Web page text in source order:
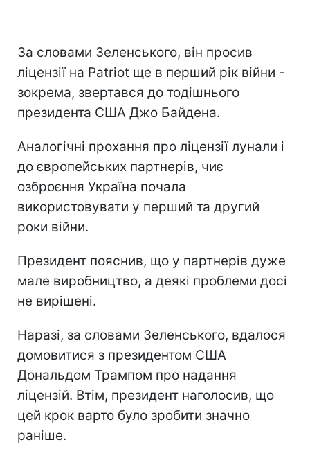
За словами Зеленського, він просив
ліцензії на Patriot ще в перший рік війни -
зокрема, звертався до тодішнього
президента США Джо Байдена.
Аналогічні прохання про ліцензії лунали і
до європейських партнерів, чиє
озброєння Україна почала
використовувати у перший та другий
роки війни.
Президент пояснив, що у партнерів дуже
мале виробництво, а деякі проблеми досі
не вирішені.
Наразі, за словами Зеленського, вдалося
домовитися з президентом США
Дональдом Трампом про надання
ліцензій. Втім, президент наголосив, що
цей крок варто було зробити значно
раніше.